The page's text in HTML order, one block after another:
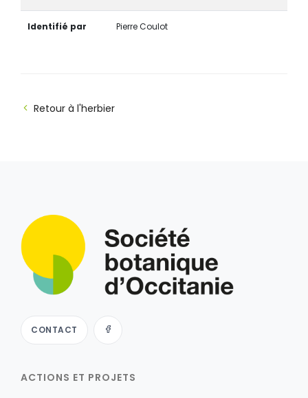
Identifié par Pierre Coulot
Retour à l'herbier
CONTACT
ACTIONS ET PROJETS